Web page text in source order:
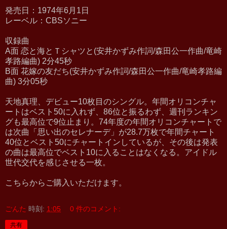
発売日：1974年6月1日
レーベル：CBSソニー
収録曲
A面 恋と海とＴシャツと(安井かずみ作詞/森田公一作曲/竜崎
孝路編曲) 2分45秒
B面 花嫁の友だち(安井かずみ作詞/森田公一作曲/竜崎孝路編
曲) 3分05秒
天地真理、デビュー10枚目のシングル。年間オリコンチャ
ートはベスト50に入れず、86位と振るわず、週刊ランキン
グも最高位で9位止まり。74年度の年間オリコンチャートで
は次曲「思い出のセレナーデ」が28.7万枚で年間チャート
40位とベスト50にチャートインしているが、その後は発表
の曲は最高位でベスト10に入ることはなくなる。アイドル
世代交代を感じさせる一枚。
こちらからご購入いただけます。
ごんた 時刻: 1:05 0 件のコメント:
共有